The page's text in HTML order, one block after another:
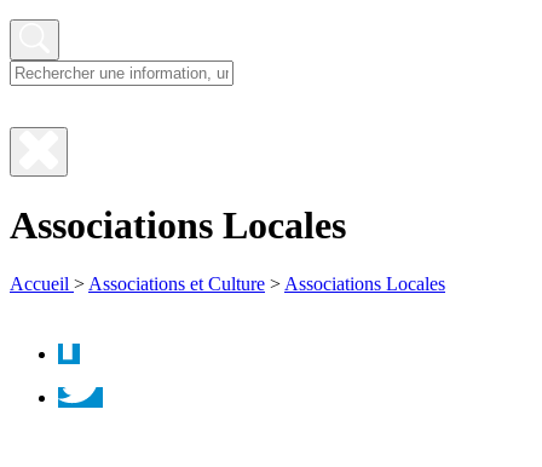
Fermer
recherche
Associations Locales
Accueil > Associations et Culture > Associations Locales